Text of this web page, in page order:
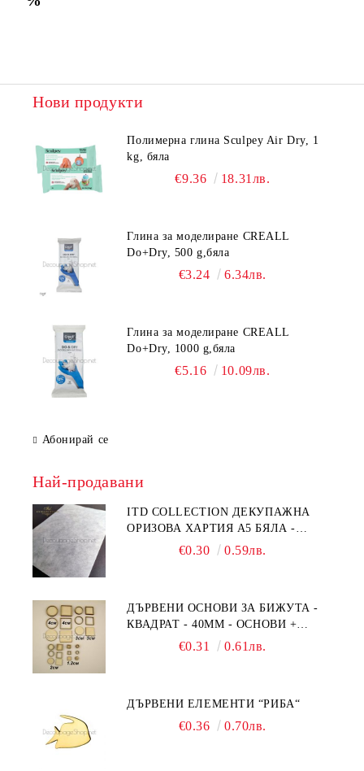
Нови продукти
Полимерна глина Sculpey Air Dry, 1
kg, бяла
€9.36 18.31лв.
Глина за моделиране CREALL
Do+Dry, 500 g,бяла
€3.24 6.34лв.
Глина за моделиране CREALL
Do+Dry, 1000 g,бяла
€5.16 10.09лв.
Абонирай се
Най-продавани
ITD COLLECTION ДЕКУПАЖНА
ОРИЗОВА ХАРТИЯ А5 БЯЛА -
€0.30 0.59лв.
ДЪРВЕНИ ОСНОВИ ЗА БИЖУТА -
КВАДРАТ - 40ММ - ОСНОВИ +
€0.31 0.61лв.
ДЪРВЕНИ ЕЛЕМЕНТИ “РИБА“
€0.36 0.70лв.